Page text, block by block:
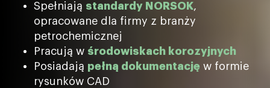
Spełniają standardy NORSOK,
opracowane dla firmy z branży
petrochemicznej
Pracują w środowiskach korozyjnych
Posiadają pełną dokumentację w formie
rysunków CAD